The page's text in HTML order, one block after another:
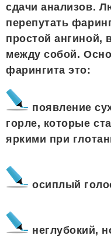
сдачи анализов.
перепутать
простой ангиной,
между собой.
фарингита это:
появление
горле, которые
яркими при
осиплый
неглубокий,